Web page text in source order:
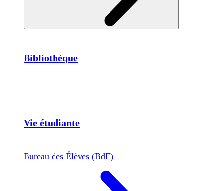
Bibliothèque
Vie étudiante
Bureau des Élèves (BdE)